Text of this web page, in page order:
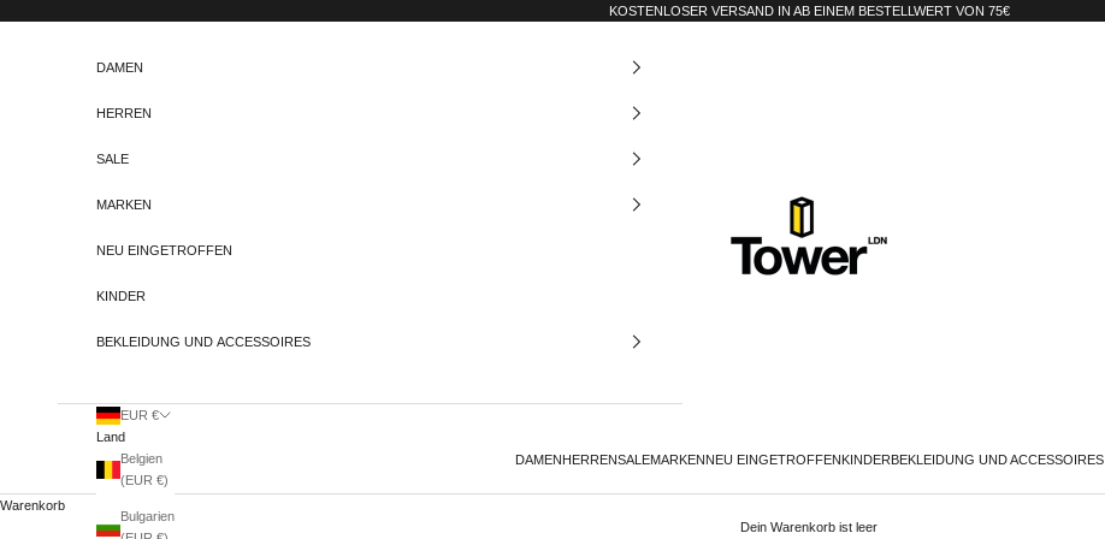
KOSTENLOSER VERSAND IN AB EINEM BESTELLWERT VON 75€
Tower-London.De
DAMEN HERRENSALEMARKEN NEU EINGETROFFEN KINDER BEKLEIDUNG UND ACCESSOIRES
DAMEN
HERREN
SALE
MARKEN
NEU EINGETROFFEN
KINDER
BEKLEIDUNG UND ACCESSOIRES
EUR €
Land
Belgien
(EUR €)
Bulgarien
Warenkorb
Dein Warenkorb ist leer